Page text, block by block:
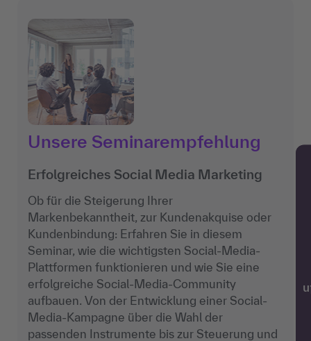
Unsere Seminarempfehlung
Erfolgreiches Social Media Marketing
Ob für die Steigerung Ihrer
Markenbekanntheit, zur Kundenakquise oder
Kundenbindung: Erfahren Sie in diesem
Seminar, wie die wichtigsten Social-Media-
Plattformen funktionieren und wie Sie eine
erfolgreiche Social-Media-Community
aufbauen. Von der Entwicklung einer Social-
Media-Kampagne über die Wahl der
passenden Instrumente bis zur Steuerung und